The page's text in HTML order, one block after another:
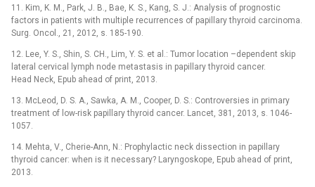
11. Kim, K. M., Park, J. B., Bae, K. S., Kang, S. J.: Analysis of prognostic
factors in patients with multiple recurrences of papillary thyroid carcinoma.
Surg. Oncol., 21, 2012, s. 185-190.
12. Lee, Y. S., Shin, S. CH., Lim, Y. S. et al.: Tumor location –dependent skip
lateral cervical lymph node metastasis in papillary thyroid cancer.
Head Neck, Epub ahead of print, 2013.
13. McLeod, D. S. A., Sawka, A. M., Cooper, D. S.: Controversies in primary
treatment of low-risk papillary thyroid cancer. Lancet, 381, 2013, s. 1046-
1057.
14. Mehta, V., Cherie-Ann, N.: Prophylactic neck dissection in papillary
thyroid cancer: when is it necessary? Laryngoskope, Epub ahead of print,
2013.